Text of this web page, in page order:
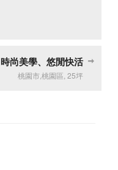
時尚美學、悠閒快活
桃園市,桃園區 25坪